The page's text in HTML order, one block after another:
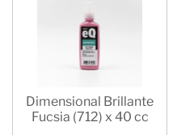
Dimensional Brillante
Fucsia (712) x 40 cc